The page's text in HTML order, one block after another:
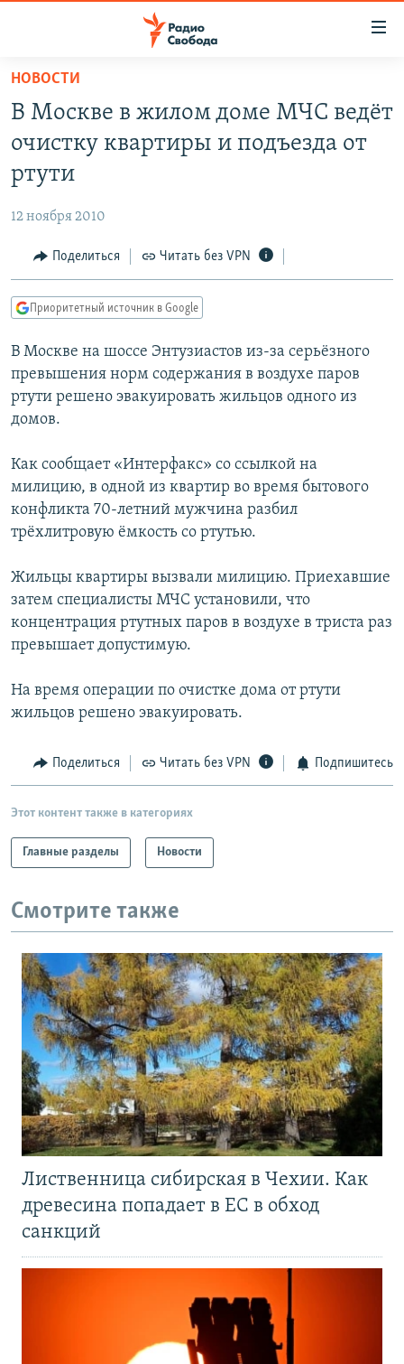
упрощенного
доступа
основному
Вернутся
Вернутся
поиску
АВТОРСКИЕ ПРОЕКТЫ
МНЕНИЯ
КУЛЬТУРА
КАВКАЗ.РЕАЛИИ
СЕВЕР.РЕАЛИИ
СИБИРЬ.РЕАЛИИ
РАСПИСАНИЕ ВЕЩАНИЯ
ПОДПИШИТЕСЬ НА РАССЫЛКУ
СОЦИАЛЬНЫЕ СЕТИ
Все сайты РСЕ/РС
НОВОСТИ
В Москве в жилом доме МЧС ведёт
очистку квартиры и подъезда от
ртути
12 ноября 2010
Поделиться Читать без VPN
Приоритетный источник в Google
В Москве на шоссе Энтузиастов из-за серьёзного
превышения норм содержания в воздухе паров
ртути решено эвакуировать жильцов одного из
домов.
Как сообщает «Интерфакс» со ссылкой на
милицию, в одной из квартир во время бытового
конфликта 70-летний мужчина разбил
трёхлитровую ёмкость со ртутью.
Жильцы квартиры вызвали милицию. Приехавшие
затем специалисты МЧС установили, что
концентрация ртутных паров в воздухе в триста раз
превышает допустимую.
На время операции по очистке дома от ртути
жильцов решено эвакуировать.
Поделиться Читать без VPN Подпишитесь
Этот контент также в категориях
Главные разделы Новости
Смотрите также
Лиственница сибирская в Чехии. Как
древесина попадает в ЕС в обход
санкций